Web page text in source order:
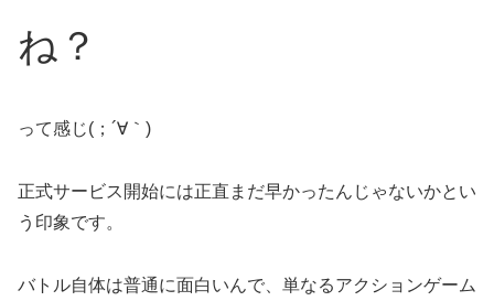
ね？
って感じ(；´∀｀)
正式サービス開始には正直まだ早かったんじゃないかとい
う印象です。
バトル自体は普通に面白いんで、単なるアクションゲーム